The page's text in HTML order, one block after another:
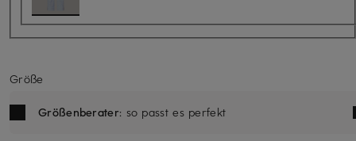
Größe
Größenberater: so passt es perfekt